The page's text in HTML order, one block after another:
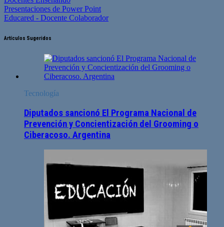
Presentaciones de Power Point
Educared - Docente Colaborador
Artículos Sugeridos
Tecnología
Diputados sancionó El Programa Nacional de
Prevención y Concientización del Grooming o
Ciberacoso. Argentina